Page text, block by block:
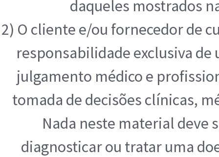
daqueles mostrados
2) O cliente e/ou fornecedor de
responsabilidade exclusiva
julgamento médico e
tomada de decisões clínicas,
Nada neste material deve
diagnosticar ou tratar uma